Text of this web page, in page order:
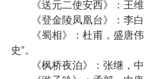
《送元二使安西》：王维
《登金陵凤凰台》：李白
《蜀相》：杜甫，盛唐伟
史”。
《枫桥夜泊》：张继，中